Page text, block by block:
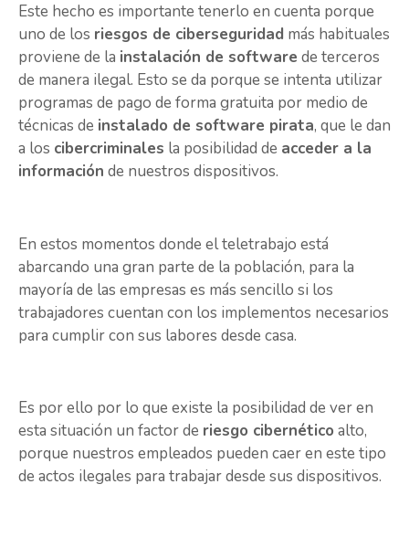
Este hecho es importante tenerlo en cuenta porque
uno de los riesgos de ciberseguridad más habituales
proviene de la instalación de software de terceros
de manera ilegal. Esto se da porque se intenta utilizar
programas de pago de forma gratuita por medio de
técnicas de instalado de software pirata, que le dan
a los cibercriminales la posibilidad de acceder a la
información de nuestros dispositivos.
En estos momentos donde el teletrabajo está
abarcando una gran parte de la población, para la
mayoría de las empresas es más sencillo si los
trabajadores cuentan con los implementos necesarios
para cumplir con sus labores desde casa.
Es por ello por lo que existe la posibilidad de ver en
esta situación un factor de riesgo cibernético alto,
porque nuestros empleados pueden caer en este tipo
de actos ilegales para trabajar desde sus dispositivos.